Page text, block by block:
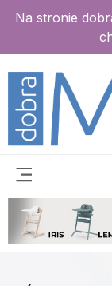
Na stronie